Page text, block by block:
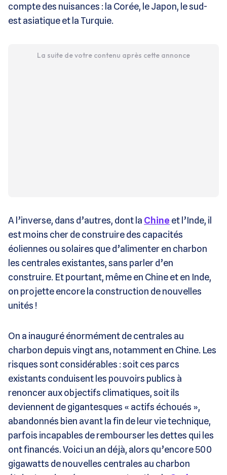
compte des nuisances : la Corée, le Japon, le sud-
est asiatique et la Turquie.
La suite de votre contenu après cette annonce
A l’inverse, dans d’autres, dont la Chine et l’Inde, il
est moins cher de construire des capacités
éoliennes ou solaires que d’alimenter en charbon
les centrales existantes, sans parler d’en
construire. Et pourtant, même en Chine et en Inde,
on projette encore la construction de nouvelles
unités !
On a inauguré énormément de centrales au
charbon depuis vingt ans, notamment en Chine. Les
risques sont considérables : soit ces parcs
existants conduisent les pouvoirs publics à
renoncer aux objectifs climatiques, soit ils
deviennent de gigantesques « actifs échoués »,
abandonnés bien avant la fin de leur vie technique,
parfois incapables de rembourser les dettes qui les
ont financés. Voici un an déjà, alors qu’encore 500
gigawatts de nouvelles centrales au charbon